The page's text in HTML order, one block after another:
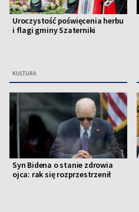
Uroczystość poświęcenia herbu
i flagi gminy Szaterniki
KULTURA
Syn Bidena o stanie zdrowia
ojca: rak się rozprzestrzenił